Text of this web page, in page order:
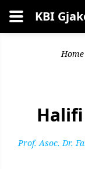
Kërko KBI
Home
Prof. Asoc. Dr.